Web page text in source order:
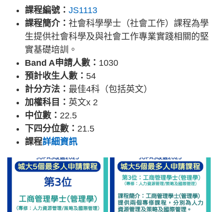
課程編號： JS1113
課程簡介： 社會科學學士（社會工作）課程為學
生提供社會科學及與社會工作專業實踐相關的堅
實基礎培訓。
Band A申請人數： 1030
預計收生人數： 54
計分方法： 最佳4科（包括英文）
加權科目： 英文x 2
中位數： 22.5
下四分位數： 21.5
課程詳細資訊